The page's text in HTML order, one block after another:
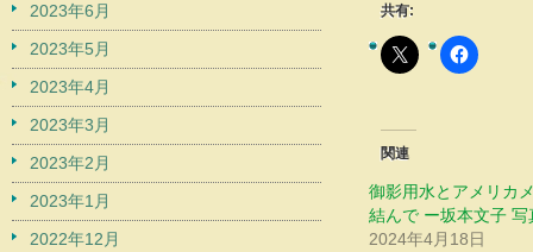
共有:
関連
御影用水とアメリカ
結んで ー坂本文子 写
2024年4月18日
2023年6月
2023年5月
2023年4月
2023年3月
2023年2月
2023年1月
2022年12月